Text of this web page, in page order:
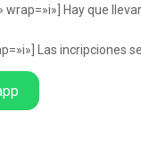
Hay que
Las incripciones